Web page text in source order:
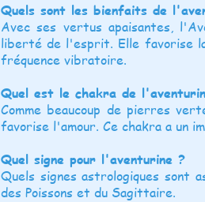
Quels sont les bienfaits de
Avec ses vertus apaisantes,
liberté de l'esprit. Elle favorise
fréquence vibratoire.
Quel est le chakra de
Comme beaucoup de pierres
favorise l'amour. Ce chakra a un
Quel signe pour l'aventurine ?
Quels signes astrologiques sont
des Poissons et du Sagittaire.